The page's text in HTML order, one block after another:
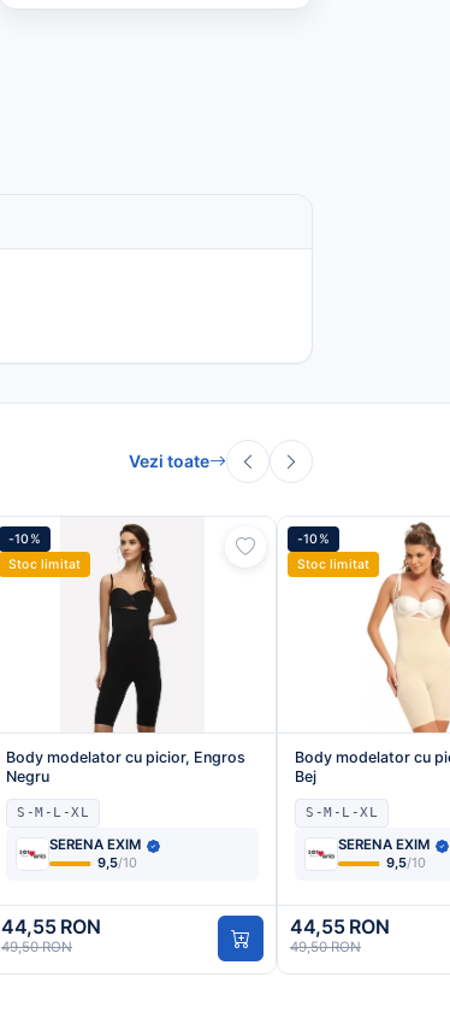
Vezi toate
-10%
Stoc limitat
Body modelator cu picior, Engros
Negru
S-M-L-XL
SERENA EXIM
9,5/10
44,55 RON
49,50 RON
-10%
Stoc limitat
Body modelator cu
Bej
S-M-L-XL
SERENA EXIM
9,5/10
44,55 RON
49,50 RON